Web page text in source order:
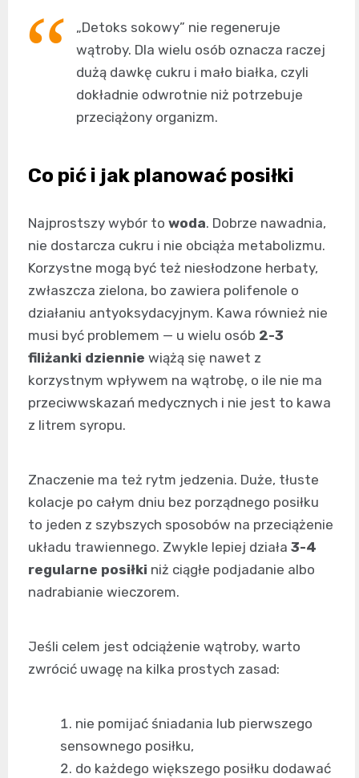
„Detoks sokowy” nie regeneruje
wątroby. Dla wielu osób oznacza raczej
dużą dawkę cukru i mało białka, czyli
dokładnie odwrotnie niż potrzebuje
przeciążony organizm.
Co pić i jak planować posiłki
Najprostszy wybór to woda. Dobrze nawadnia,
nie dostarcza cukru i nie obciąża metabolizmu.
Korzystne mogą być też niesłodzone herbaty,
zwłaszcza zielona, bo zawiera polifenole o
działaniu antyoksydacyjnym. Kawa również nie
musi być problemem — u wielu osób 2-3
filiżanki dziennie wiążą się nawet z
korzystnym wpływem na wątrobę, o ile nie ma
przeciwwskazań medycznych i nie jest to kawa
z litrem syropu.
Znaczenie ma też rytm jedzenia. Duże, tłuste
kolacje po całym dniu bez porządnego posiłku
to jeden z szybszych sposobów na przeciążenie
układu trawiennego. Zwykle lepiej działa 3-4
regularne posiłki niż ciągłe podjadanie albo
nadrabianie wieczorem.
Jeśli celem jest odciążenie wątroby, warto
zwrócić uwagę na kilka prostych zasad:
nie pomijać śniadania lub pierwszego
sensownego posiłku,
do każdego większego posiłku dodawać